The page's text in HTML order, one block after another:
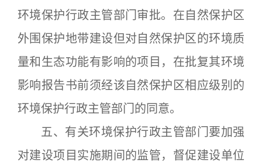
环境保护行政主管部门审批。在自然保护区
外围保护地带建设但对自然保护区的环境质
量和生态功能有影响的项目，在批复其环境
影响报告书前须经该自然保护区相应级别的
环境保护行政主管部门的同意。
五、有关环境保护行政主管部门要加强
对建设项目实施期间的监管，督促建设单位